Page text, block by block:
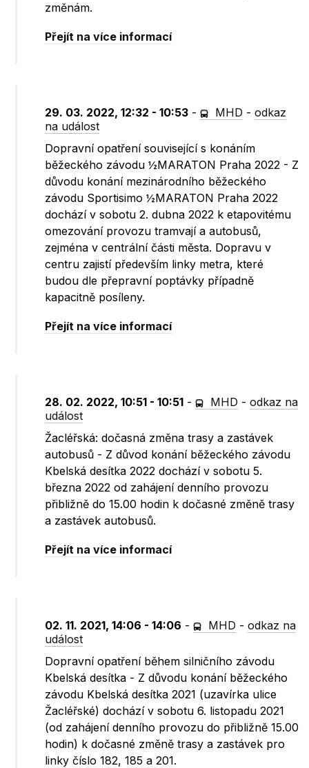
změnám.
Přejít na více informací
29. 03. 2022, 12:32 - 10:53 - MHD -odkaz
na událost
Dopravní opatření související s konáním
běžeckého závodu ½MARATON Praha 2022 - Z
důvodu konání mezinárodního běžeckého
závodu Sportisimo ½MARATON Praha 2022
dochází v sobotu 2. dubna 2022 k etapovitému
omezování provozu tramvají a autobusů,
zejména v centrální části města. Dopravu v
centru zajistí především linky metra, které
budou dle přepravní poptávky případně
kapacitně posíleny.
Přejít na více informací
28. 02. 2022, 10:51 - 10:51 - MHD -odkaz na
událost
Žacléřská: dočasná změna trasy a zastávek
autobusů - Z důvod konání běžeckého závodu
Kbelská desítka 2022 dochází v sobotu 5.
března 2022 od zahájení denního provozu
přibližně do 15.00 hodin k dočasné změně trasy
a zastávek autobusů.
Přejít na více informací
02. 11. 2021, 14:06 - 14:06 - MHD -odkaz na
událost
Dopravní opatření během silničního závodu
Kbelská desítka - Z důvodu konání běžeckého
závodu Kbelská desítka 2021 (uzavírka ulice
Žacléřské) dochází v sobotu 6. listopadu 2021
(od zahájení denního provozu do přibližně 15.00
hodin) k dočasné změně trasy a zastávek pro
linky číslo 182, 185 a 201.